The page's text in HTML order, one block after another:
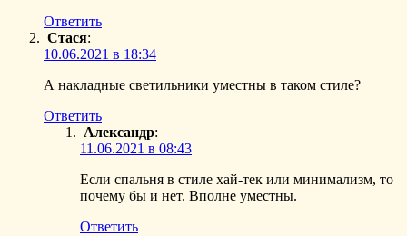
Ответить
Стася:
10.06.2021 в 18:34
А накладные светильники уместны в таком стиле?
Ответить
Александр:
11.06.2021 в 08:43
Если спальня в стиле хай-тек или минимализм, то
почему бы и нет. Вполне уместны.
Ответить